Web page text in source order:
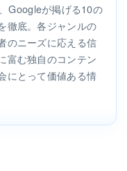
Googleが掲げる10の
徹底。各ジャンルの
のニーズに応える信
富む独自のコンテン
にとって価値ある情